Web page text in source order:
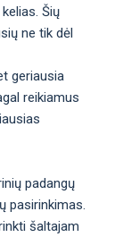
Šių
ne tik dėl
geriausia
reikiamus
padangų
pasirinkimas.
šaltajam